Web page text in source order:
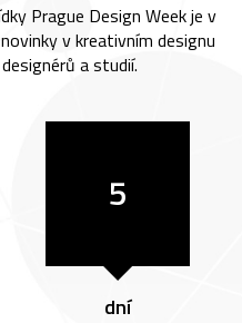
Prague Design Week je v
v kreativním designu
a studií.
5
dní